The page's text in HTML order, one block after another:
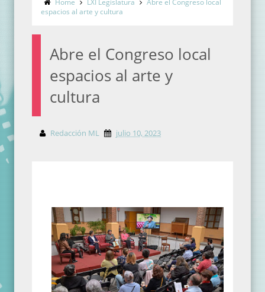
espacios al arte y cultura
Abre el Congreso local
espacios al arte y
cultura
Redacción ML julio 10, 2023